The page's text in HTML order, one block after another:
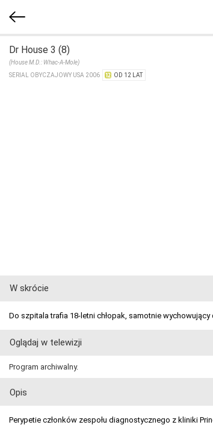
Dr House 3 (8)
(House M.D.: Whac-A-Mole)
SERIAL OBYCZAJOWY USA 2006
OD 12 LAT
W skrócie
Do szpitala trafia 18-letni chłopak, samotnie
Oglądaj w telewizji
Program archiwalny.
Opis
Perypetie członków zespołu diagnostycznego z kliniki